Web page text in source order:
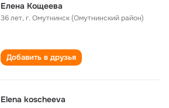
Елена Кощеева
36 лет,г. Омутнинск (Омутнинский район)
Добавить в друзья
Elena koscheeva